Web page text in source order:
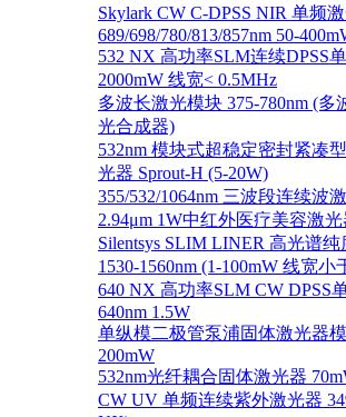
Skylark CW C-DPSS NIR 单频
689/698/780/813/857nm 50-
532 NX 高功率SLM连续DPSS
2000mW 线宽< 0.5MHz
多波长激光模块 375-780nm (多
光合成器)
532nm 模块式超稳定密封紧凑
光器 Sprout-H (5-20W)
355/532/1064nm 三波段连续波
2.94μm 1W中红外医疗美容激光
Silentsys SLIM LINER 高光谱
1530-1560nm (1-100mW 线宽小
640 NX 高功率SLM CW DPSS
640nm 1.5W
单纵模二极管泵浦固体激光器模
200mW
532nm光纤耦合固体激光器
CW UV 单频连续紫外激光器